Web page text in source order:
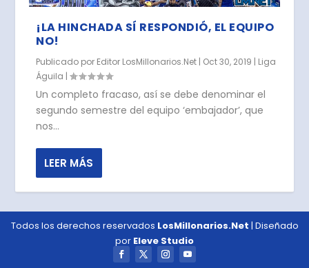
¡LA HINCHADA SÍ RESPONDIÓ, EL EQUIPO
NO!
Publicado por Editor LosMillonarios.Net | Oct 30, 2019 | Liga
Águila |
Un completo fracaso, así se debe denominar el
segundo semestre del equipo ‘embajador’, que
nos...
LEER MÁS
Todos los derechos reservados LosMillonarios.Net | Diseñado
por Eleve Studio